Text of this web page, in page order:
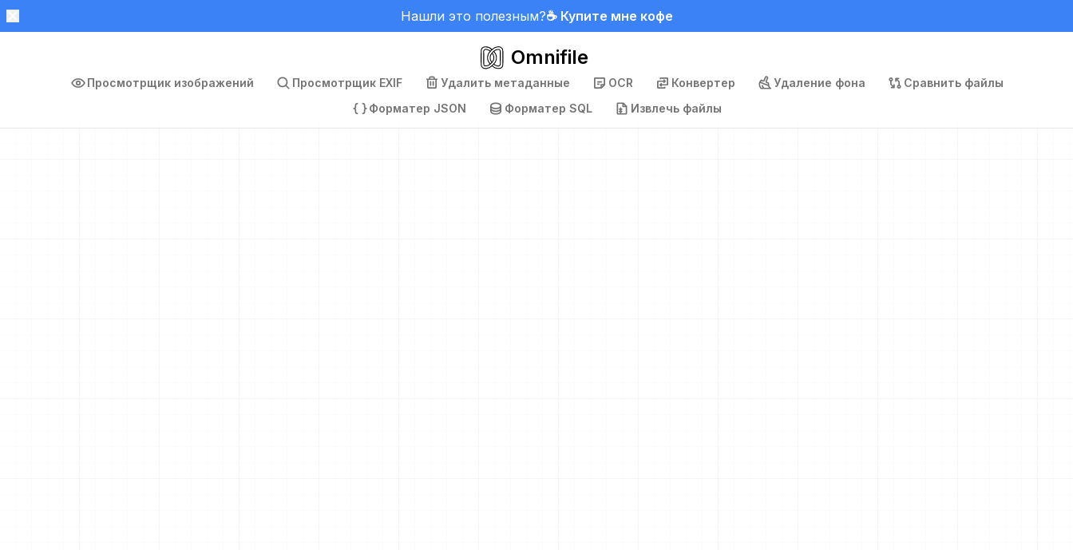
Нашли это полезным?☕ Купите мне кофе
Omnifile
Просмотрщик изображений Просмотрщик EXIF Удалить метаданные OCR Конвертер Удаление фона
Сравнить файлы
Форматер JSON
Форматер SQL Извлечь файлы